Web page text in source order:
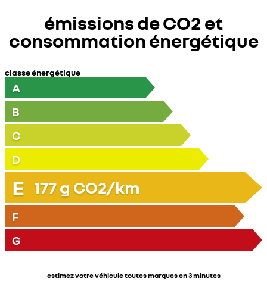
émissions de CO2 et
consommation énergétique
classe énergétique
A
B
C
D
E 177g CO2/km
F
G
estimez votre véhicule toutes marques en 3 minutes